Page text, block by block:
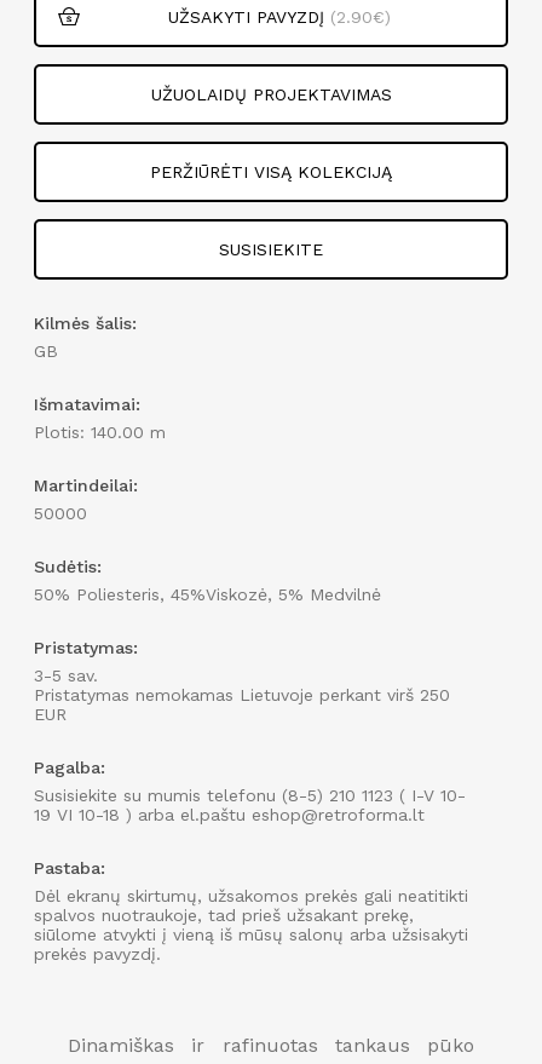
UŽSAKYTI PAVYZDĮ (2.90€)
UŽUOLAIDŲ PROJEKTAVIMAS
PERŽIŪRĖTI VISĄ KOLEKCIJĄ
SUSISIEKITE
Dinamiškas ir rafinuotas tankaus pūko
Kilmės šalis:
GB
Išmatavimai:
Plotis: 140.00 m
Martindeilai:
50000
Sudėtis:
50% Poliesteris, 45%Viskozė, 5% Medvilnė
Pristatymas:
3-5 sav.
Pristatymas nemokamas Lietuvoje perkant virš 250
EUR
Pagalba:
Susisiekite su mumis telefonu (8-5) 210 1123 ( I-V 10-
19 VI 10-18 ) arba el.paštu eshop@retroforma.lt
Pastaba:
Dėl ekranų skirtumų, užsakomos prekės gali neatitikti
spalvos nuotraukoje, tad prieš užsakant prekę,
siūlome atvykti į vieną iš mūsų salonų arba užsisakyti
prekės pavyzdį.
IR GAUK 15 %NUOLAIDĄ PIRMAM APSIPIRKIMUI